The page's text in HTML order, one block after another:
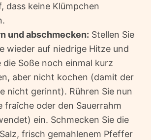
dass keine Klümpchen
und abschmecken: Stellen Sie
wieder auf niedrige Hitze und
die Soße noch einmal kurz
aber nicht kochen (damit der
nicht gerinnt). Rühren Sie nun
fraîche oder den Sauerrahm
ein. Schmecken Sie die
frisch gemahlenem Pfeffer